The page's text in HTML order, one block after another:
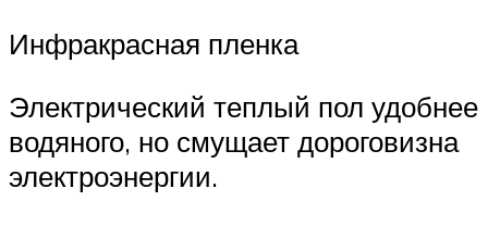
Инфракрасная пленка
Электрический теплый пол удобнее
водяного, но смущает дороговизна
электроэнергии.